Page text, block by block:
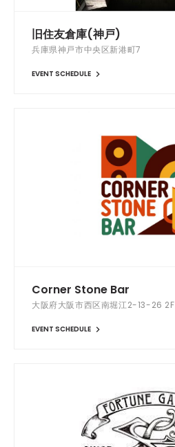
旧住友倉庫(神戸)
兵庫県神戸市中央区新港町7
EVENT SCHEDULE
Corner Stone Bar
大阪府大阪市西区南堀江2-13-26 2F
EVENT SCHEDULE